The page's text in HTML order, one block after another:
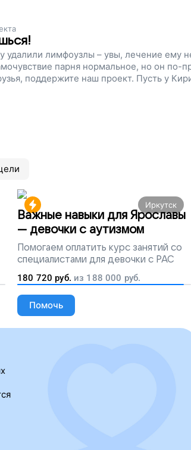
удалили лимфоузлы – увы, лечение ему
парня нормальное, но он по-
поддержите наш проект. Пусть у
Иркутск
Важные навыки для Ярославы
— девочки с аутизмом
Помогаем оплатить курс занятий со
специалистами для девочки с РАС
180 720 руб. из 188 000 руб.
Помочь